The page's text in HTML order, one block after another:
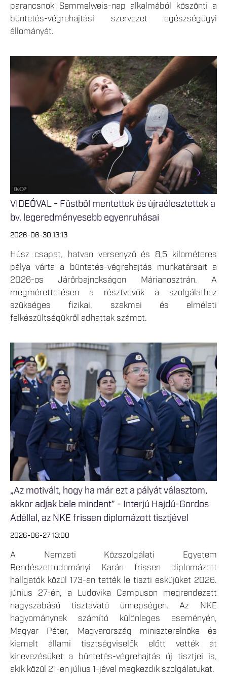
parancsnok Semmelweis-nap alkalmából köszönti a
büntetés-végrehajtási szervezet egészségügyi
állományát.
VIDEÓVAL - Füstből mentettek és újraélesztettek a
bv. legeredményesebb egyenruhásai
2026-06-30 13:13
Húsz csapat, hatvan versenyző és 8,5 kilométeres
pálya várta a büntetés-végrehajtás munkatársait a
2026-os Járőrbajnokságon Márianosztrán. A
megmérettetésen a résztvevők a szolgálathoz
szükséges fizikai, szakmai és elméleti
felkészültségükről adhattak számot.
„Az motivált, hogy ha már ezt a pályát választom,
akkor adjak bele mindent” - Interjú Hajdú-Gordos
Adéllal, az NKE frissen diplomázott tisztjével
2026-06-27 13:00
A Nemzeti Közszolgálati Egyetem
Rendészettudományi Karán frissen diplomázott
hallgatók közül 173-an tették le tiszti esküjüket 2026.
június 27-én, a Ludovika Campuson megrendezett
nagyszabású tisztavató ünnepségen. Az NKE
hagyománynak számító különleges eseményén,
Magyar Péter, Magyarország miniszterelnöke és
kiemelt állami tisztségviselők előtt vették át
kinevezésüket a büntetés-végrehajtás új tisztjei is,
akik közül 21-en július 1-jével megkezdik szolgálatukat.